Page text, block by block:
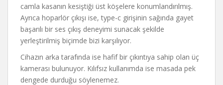
camla kasanın kesiştiği üst köşelere konumlandırılmış.
Ayrıca hoparlör çıkışı ise, type-c girişinin sağında gayet
başarılı bir ses çıkış deneyimi sunacak şekilde
yerleştirilmiş biçimde bizi karşılıyor.
Cihazın arka tarafında ise hafif bir çıkıntıya sahip olan üç
kamerası bulunuyor. Kılıfsız kullanımda ise masada pek
dengede durduğu söylenemez.